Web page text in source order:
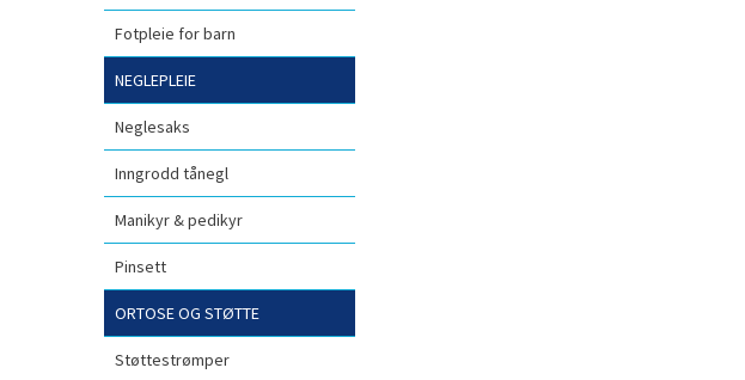
Fotpleie for barn
NEGLEPLEIE
Neglesaks
Inngrodd tånegl
Manikyr & pedikyr
Pinsett
ORTOSE OG STØTTE
Støttestrømper